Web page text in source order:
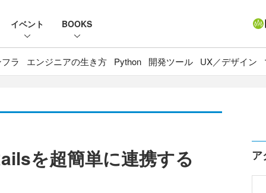
イベント BOOKS
ラ エンジニアの生き方 Python 開発ツール UX／デザイン
を超簡単に連携する
ア